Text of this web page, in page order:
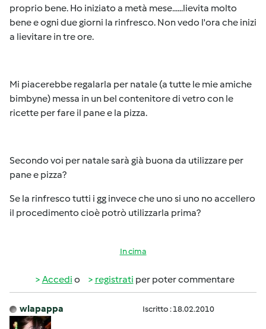
proprio bene. Ho iniziato a metà mese......lievita molto
bene e ogni due giorni la rinfresco. Non vedo l'ora che inizi
a lievitare in tre ore.
Mi piacerebbe regalarla per natale (a tutte le mie amiche
bimbyne) messa in un bel contenitore di vetro con le
ricette per fare il pane e la pizza.
Secondo voi per natale sarà già buona da utilizzare per
pane e pizza?
Se la rinfresco tutti i gg invece che uno si uno no accellero
il procedimento cioè potrò utilizzarla prima?
In cima
Accedi o registrati per poter commentare
wlapappa Iscritto : 18.02.2010